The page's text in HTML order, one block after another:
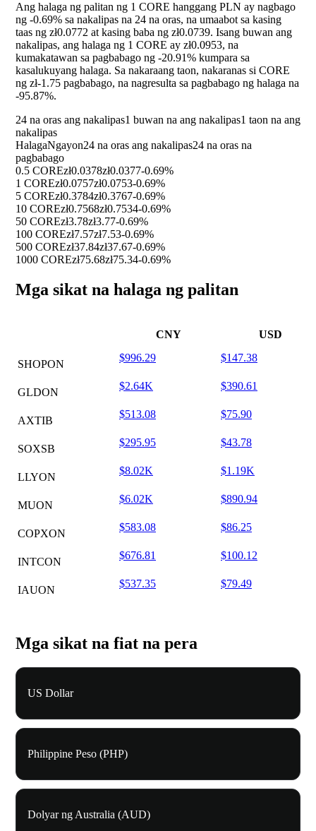
Ang halaga ng palitan ng 1 CORE hanggang PLN ay nagbago
ng -0.69% sa nakalipas na 24 na oras, na umaabot sa kasing
taas ng zł0.0772 at kasing baba ng zł0.0739. Isang buwan ang
nakalipas, ang halaga ng 1 CORE ay zł0.0953, na
kumakatawan sa pagbabago ng -20.91% kumpara sa
kasalukuyang halaga. Sa nakaraang taon, nakaranas si CORE
ng zł-1.75 pagbabago, na nagresulta sa pagbabago ng halaga na
-95.87%.
24 na oras ang nakalipas1 buwan na ang nakalipas1 taon na ang
nakalipas
HalagaNgayon24 na oras ang nakalipas24 na oras na
pagbabago
0.5 COREzł0.0378zł0.0377-0.69%
1 COREzł0.0757zł0.0753-0.69%
5 COREzł0.3784zł0.3767-0.69%
10 COREzł0.7568zł0.7534-0.69%
50 COREzł3.78zł3.77-0.69%
100 COREzł7.57zł7.53-0.69%
500 COREzł37.84zł37.67-0.69%
1000 COREzł75.68zł75.34-0.69%
Mga sikat na halaga ng palitan
CNY USD
SHOPON
$996.29 $147.38
GLDON
$2.64K $390.61
AXTIB
$513.08 $75.90
SOXSB
$295.95 $43.78
LLYON
$8.02K $1.19K
MUON
$6.02K $890.94
COPXON
$583.08 $86.25
INTCON
$676.81 $100.12
IAUON
$537.35 $79.49
Mga sikat na fiat na pera
US Dollar
Philippine Peso (PHP)
Dolyar ng Australia (AUD)